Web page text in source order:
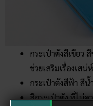
กระเป๋าตังสีเขียว
ช่วยเสริมเรื่องเส
กระเป๋าตังสีฟ้า สีน้
สีกระเป๋าตัง ที่ไม่